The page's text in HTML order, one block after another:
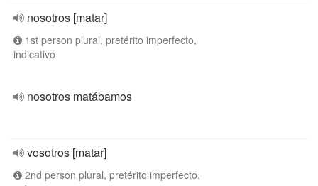
nosotros [matar]
1st person plural, pretérito imperfecto,
indicativo
nosotros matábamos
vosotros [matar]
2nd person plural, pretérito imperfecto,